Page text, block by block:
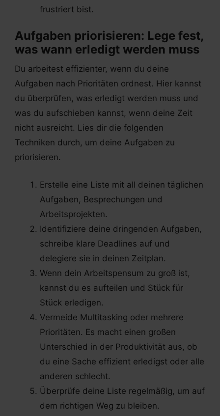
frustriert bist.
Aufgaben priorisieren: Lege fest,
was wann erledigt werden muss
Du arbeitest effizienter, wenn du deine
Aufgaben nach Prioritäten ordnest. Hier kannst
du überprüfen, was erledigt werden muss und
was du aufschieben kannst, wenn deine Zeit
nicht ausreicht. Lies dir die folgenden
Techniken durch, um deine Aufgaben zu
priorisieren.
Erstelle eine Liste mit all deinen täglichen
Aufgaben, Besprechungen und
Arbeitsprojekten.
Identifiziere deine dringenden Aufgaben,
schreibe klare Deadlines auf und
delegiere sie in deinen Zeitplan.
Wenn dein Arbeitspensum zu groß ist,
kannst du es aufteilen und Stück für
Stück erledigen.
Vermeide Multitasking oder mehrere
Prioritäten. Es macht einen großen
Unterschied in der Produktivität aus, ob
du eine Sache effizient erledigst oder alle
anderen schlecht.
Überprüfe deine Liste regelmäßig, um auf
dem richtigen Weg zu bleiben.